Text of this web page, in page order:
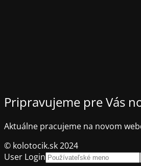
Pripravujeme pre Vás
Aktuálne pracujeme na novom
© kolotocik.sk 2024
User Login